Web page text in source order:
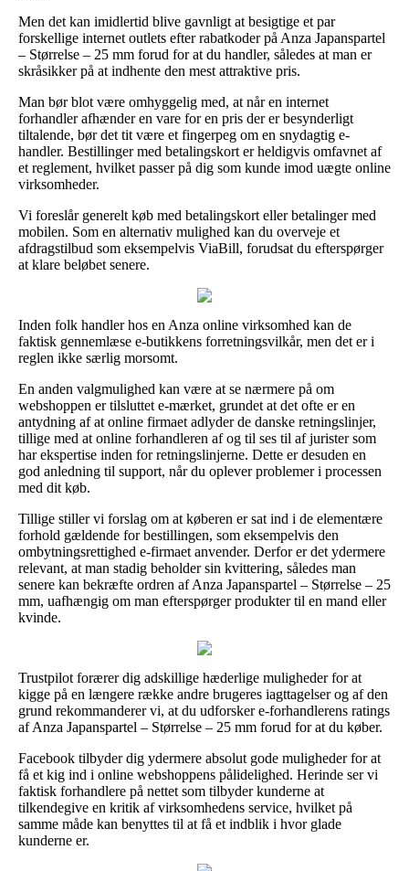
Men det kan imidlertid blive gavnligt at besigtige et par
forskellige internet outlets efter rabatkoder på Anza Japanspartel
– Størrelse – 25 mm forud for at du handler, således at man er
skråsikker på at indhente den mest attraktive pris.
Man bør blot være omhyggelig med, at når en internet
forhandler afhænder en vare for en pris der er besynderligt
tiltalende, bør det tit være et fingerpeg om en snydagtig e-
handler. Bestillinger med betalingskort er heldigvis omfavnet af
et reglement, hvilket passer på dig som kunde imod uægte online
virksomheder.
Vi foreslår generelt køb med betalingskort eller betalinger med
mobilen. Som en alternativ mulighed kan du overveje et
afdragstilbud som eksempelvis ViaBill, forudsat du efterspørger
at klare beløbet senere.
Inden folk handler hos en Anza online virksomhed kan de
faktisk gennemlæse e-butikkens forretningsvilkår, men det er i
reglen ikke særlig morsomt.
En anden valgmulighed kan være at se nærmere på om
webshoppen er tilsluttet e-mærket, grundet at det ofte er en
antydning af at online firmaet adlyder de danske retningslinjer,
tillige med at online forhandleren af og til ses til af jurister som
har ekspertise inden for retningslinjerne. Dette er desuden en
god anledning til support, når du oplever problemer i processen
med dit køb.
Tillige stiller vi forslag om at køberen er sat ind i de elementære
forhold gældende for bestillingen, som eksempelvis den
ombytningsrettighed e-firmaet anvender. Derfor er det ydermere
relevant, at man stadig beholder sin kvittering, således man
senere kan bekræfte ordren af Anza Japanspartel – Størrelse – 25
mm, uafhængig om man efterspørger produkter til en mand eller
kvinde.
Trustpilot forærer dig adskillige hæderlige muligheder for at
kigge på en længere række andre brugeres iagttagelser og af den
grund rekommanderer vi, at du udforsker e-forhandlerens ratings
af Anza Japanspartel – Størrelse – 25 mm forud for at du køber.
Facebook tilbyder dig ydermere absolut gode muligheder for at
få et kig ind i online webshoppens pålidelighed. Herinde ser vi
faktisk forhandlere på nettet som tilbyder kunderne at
tilkendegive en kritik af virksomhedens service, hvilket på
samme måde kan benyttes til at få et indblik i hvor glade
kunderne er.